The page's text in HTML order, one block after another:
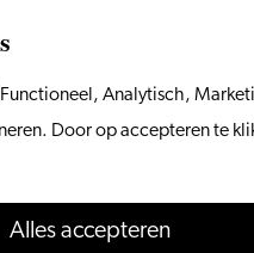
Analytisch,
Door op accepteren te
Alles accepteren